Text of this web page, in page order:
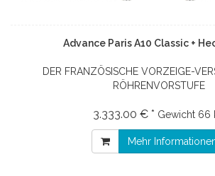
Advance Paris A10 Classic +
DER FRANZÖSISCHE VORZEIGE-
RÖHRENVORSTUFE
3.333.00 € * Gewicht 66
Mehr